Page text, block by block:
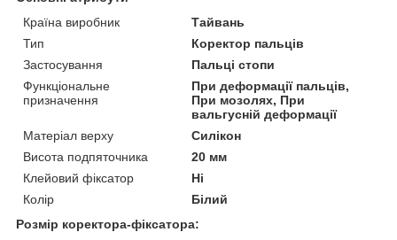
Країна виробник
Тайвань
Тип
Коректор пальців
Застосування
Пальці стопи
Функціональне
призначення
При деформації пальців,
При мозолях, При
вальгусній деформації
Матеріал верху
Силікон
Висота подпяточника
20 мм
Клейовий фіксатор
Ні
Колір
Білий
Розмір коректора-фіксатора: